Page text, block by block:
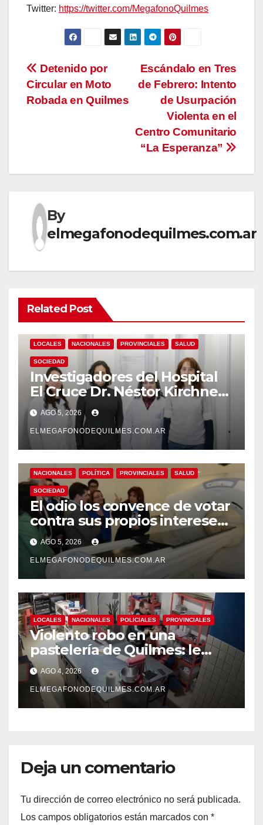
Twitter: https://twitter.com/MegafonoQuilmes
Navegación
de
Escándalo en Tres
de Febrero: Intento
de Usurpación
Violenta en el
Centro Comunitario
“La Esperanza”
Detenido por
Circular en Moto
Robada en Quilmes
By
elmegafonodequilmes.com.ar
Related Post
LOCALES NACIONALES PROVINCIALES SALUD
SOCIEDAD
Investigadores del Hospital
El Cruce Dr. Néstor Kirchner
desarrollan un estudio
pionero sobre el
envejecimiento cerebral y las
demencias
AGO 5, 2026
ELMEGAFONODEQUILMES.COM.AR
NACIONALES POLÍTICA PROVINCIALES SALUD
SOCIEDAD
El odio los convence de votar
contra sus propios intereses.
Una Sociedad atrapada en la
grieta
AGO 5, 2026
ELMEGAFONODEQUILMES.COM.AR
LOCALES NACIONALES POLICIALES PROVINCIALES
Violento robo en una
pastelería de Quilmes: le
cortó el cuello a una
empleada y escapó con la
recaudación
AGO 4, 2026
ELMEGAFONODEQUILMES.COM.AR
Deja un comentario
Tu dirección de correo electrónico no será publicada.
Los campos obligatorios están marcados con *